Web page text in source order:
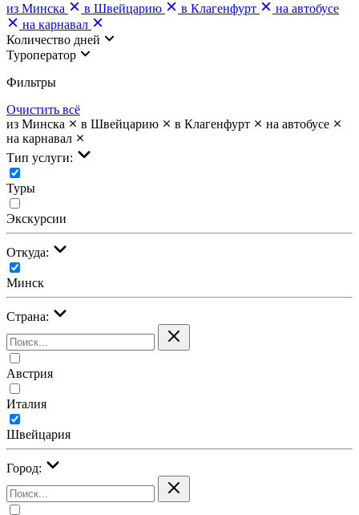
из Минска
в Швейцарию в Клагенфурт
на автобусе
на карнавал
Количество дней
Туроператор
Фильтры
Очистить всё
из Минска
в Швейцарию в Клагенфурт
на автобусе
на карнавал
Тип услуги:
Туры
Экскурсии
Откуда:
Минск
Страна:
Австрия
Италия
Швейцария
Город: